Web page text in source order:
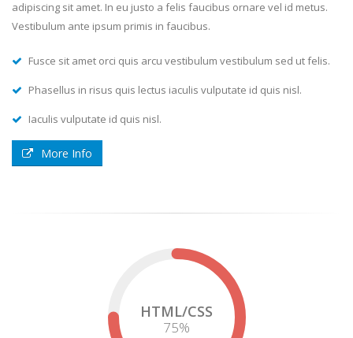
adipiscing sit amet. In eu justo a felis faucibus ornare vel id metus.
Vestibulum ante ipsum primis in faucibus.
Fusce sit amet orci quis arcu vestibulum vestibulum sed ut felis.
Phasellus in risus quis lectus iaculis vulputate id quis nisl.
Iaculis vulputate id quis nisl.
More Info
HTML/CSS
75%